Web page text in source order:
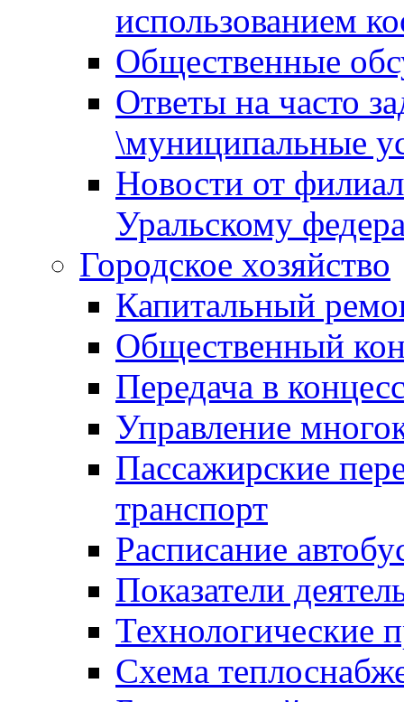
использованием
Общественные
Ответы на часто
\муниципальные
Новости от
Уральскому
Городское хозяйство
Капитальный
Общественный
Передача в
Управление
Пассажирские
транспорт
Расписание
Показатели
Технологические
Схема